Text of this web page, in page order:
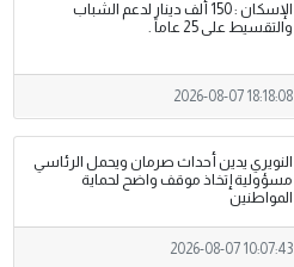
الإسكان : 150 ألف دينار لدعم الشباب
والتقسيط على 25 عاماً .
2026-08-07 18:18:08
النويري يدين أحداث صرمان ويحمل الرئاسي
مسؤولية إتخاذ موقف واضح لحماية
المواطنين
2026-08-07 10:07:43